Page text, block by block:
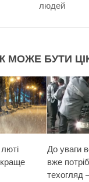
людей
МОЖЕ БУТИ
До уваги
вже
техогляд